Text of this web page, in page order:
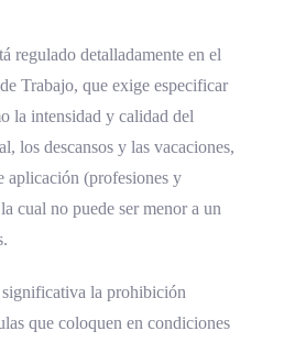
regulado detalladamente en el
Trabajo, que exige especificar
la intensidad y calidad del
los descansos y las vacaciones,
aplicación (profesiones y
cual no puede ser menor a un
la prohibición
que coloquen en condiciones